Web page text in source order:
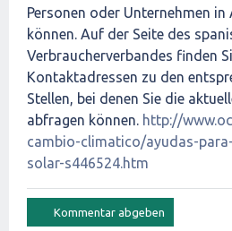
Personen oder Unternehmen in
können. Auf der Seite des
Verbraucherverbandes finden
Kontaktadressen zu den
Stellen, bei denen Sie die
abfragen können. http://
cambio-climatico/ayudas-
solar-s446524.htm